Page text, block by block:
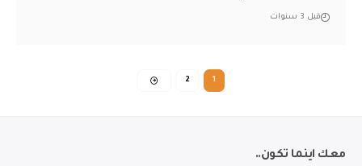
قبل 3 سنوات
1
2
معك اينما تكون..